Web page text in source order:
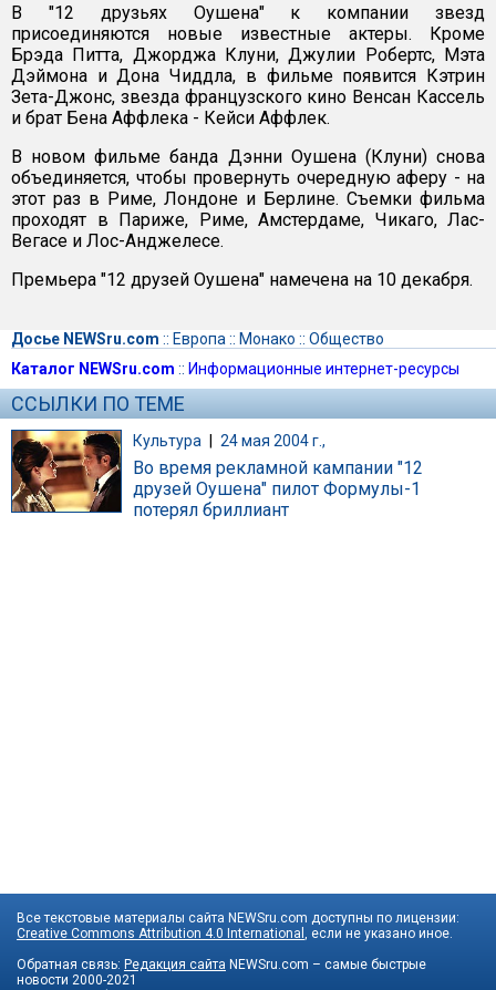
В "12 друзьях Оушена" к компании звезд
присоединяются новые известные актеры. Кроме
Брэда Питта, Джорджа Клуни, Джулии Робертс, Мэта
Дэймона и Дона Чиддла, в фильме появится Кэтрин
Зета-Джонс, звезда французского кино Венсан Кассель
и брат Бена Аффлека - Кейси Аффлек.
В новом фильме банда Дэнни Оушена (Клуни) снова
объединяется, чтобы провернуть очередную аферу - на
этот раз в Риме, Лондоне и Берлине. Съемки фильма
проходят в Париже, Риме, Амстердаме, Чикаго, Лас-
Вегасе и Лос-Анджелесе.
Премьера "12 друзей Оушена" намечена на 10 декабря.
Досье NEWSru.com :: Европа :: Монако :: Общество
Каталог NEWSru.com :: Информационные интернет-ресурсы
ССЫЛКИ ПО ТЕМЕ
Культура | 24 мая 2004 г.,
Во время рекламной кампании "12
друзей Оушена" пилот Формулы-1
потерял бриллиант
Все текстовые материалы сайта NEWSru.com доступны по лицензии:
Creative Commons Attribution 4.0 International
, если не указано иное.
Обратная связь: Редакция сайта NEWSru.com – самые быстрые
новости 2000-2021